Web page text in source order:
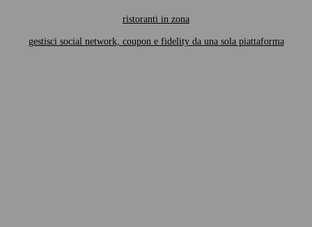
ristoranti in zona
gestisci social network, coupon e fidelity da una sola piattaforma